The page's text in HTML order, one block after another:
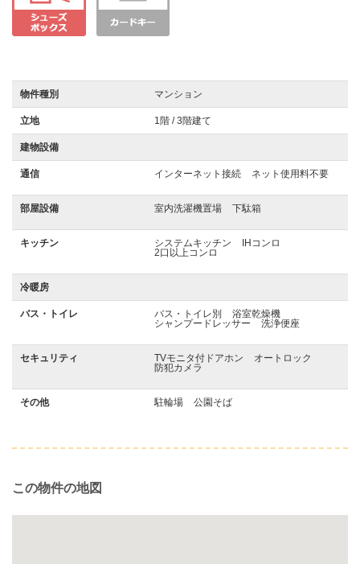
物件種別 マンション
立地 1階 / 3階建て
建物設備
通信 インターネット接続 ネット使用料不要
部屋設備 室内洗濯機置場 下駄箱
キッチン システムキッチン
IHコンロ
2口以上コンロ
冷暖房
バス・トイレ バス・トイレ別
浴室乾燥機
シャンプードレッサー
洗浄便座
セキュリティ TVモニタ付ドアホン
オートロック
防犯カメラ
その他 駐輪場 公園そば
この物件の地図